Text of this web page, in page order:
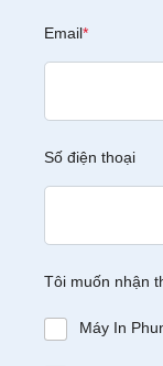
Email*
Số điện thoại
Tôi muốn nhận
Máy In